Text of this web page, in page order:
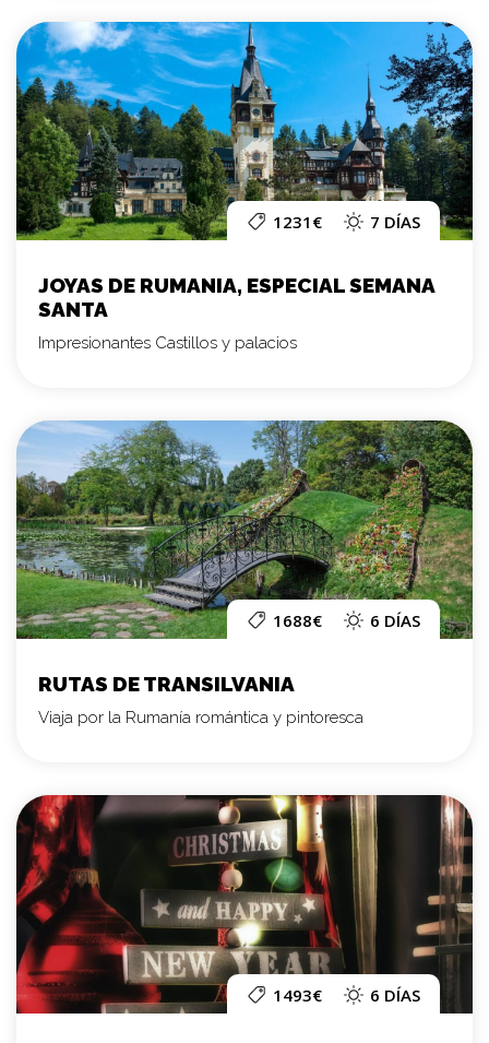
1231€ 7 DÍAS
JOYAS DE RUMANIA, ESPECIAL SEMANA
SANTA
Impresionantes Castillos y palacios
1688€ 6 DÍAS
RUTAS DE TRANSILVANIA
Viaja por la Rumanía romántica y pintoresca
1493€ 6 DÍAS